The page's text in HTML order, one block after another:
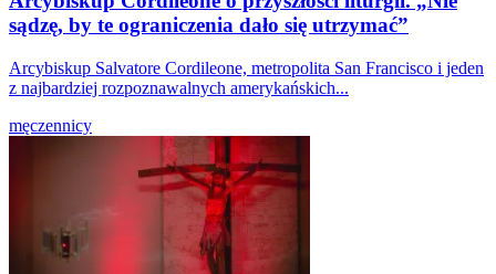
sądzę, by te ograniczenia dało się utrzymać”
Arcybiskup Salvatore Cordileone, metropolita San Francisco i jeden
z najbardziej rozpoznawalnych amerykańskich...
męczennicy